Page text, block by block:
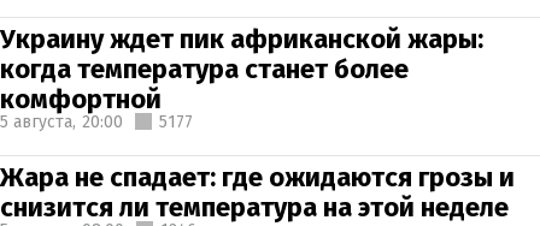
Украину ждет пик африканской жары:
когда температура станет более
комфортной
5 августа, 20:00 5177
Жара не спадает: где ожидаются грозы и
снизится ли температура на этой неделе